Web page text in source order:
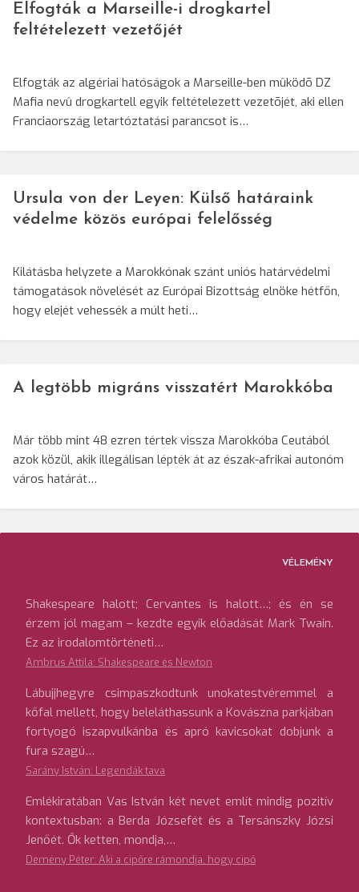
Elfogták a Marseille-i drogkartel
feltételezett vezetőjét
Elfogták az algériai hatóságok a Marseille-ben mûködõ DZ
Mafia nevû drogkartell egyik feltételezett vezetõjét, aki ellen
Franciaország letartóztatási parancsot is…
Ursula von der Leyen: Külső határaink
védelme közös európai felelősség
Kilátásba helyzete a Marokkónak szánt uniós határvédelmi
támogatások növelését az Európai Bizottság elnöke hétfőn,
hogy elejét vehessék a múlt heti…
A legtöbb migráns visszatért Marokkóba
Már több mint 48 ezren tértek vissza Marokkóba Ceutából
azok közül, akik illegálisan lépték át az észak-afrikai autonóm
város határát…
VÉLEMÉNY
Shakespeare halott; Cervantes is halott…; és én se
érzem jól magam – kezdte egyik előadását Mark Twain.
Ez az irodalomtörténeti…
Ambrus Attila: Shakespeare és Newton
Lábujjhegyre csimpaszkodtunk unokatestvéremmel a
kőfal mellett, hogy beleláthassunk a Kovászna parkjában
fortyogó iszapvulkánba és apró kavicsokat dobjunk a
fura szagú…
Sarány István: Legendák tava
Emlékiratában Vas István két nevet említ mindig pozitív
kontextusban: a Berda Józsefét és a Tersánszky Józsi
Jenőét. Ők ketten, mondja,…
Demény Péter: Aki a cipőre rámondja, hogy cipő